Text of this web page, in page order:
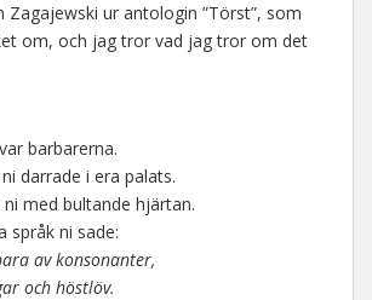
Zagajewski ur antologin ”Törst”, som
om, och jag tror vad jag tror om det
barbarerna.
darrade i era palats.
med bultande hjärtan.
språk ni sade:
av konsonanter,
och höstlöv.